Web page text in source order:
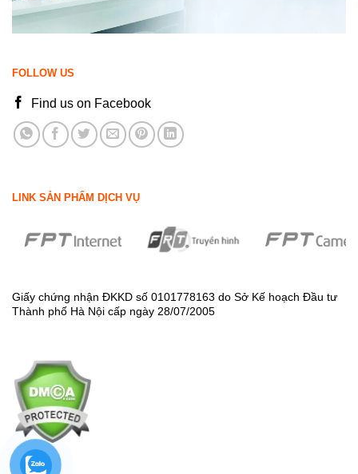
FOLLOW US
Find us on Facebook
LINK SẢN PHẨM DỊCH VỤ
Giấy chứng nhận ĐKKD số 0101778163 do Sở Kế hoạch Đầu tư
Thành phố Hà Nội cấp ngày 28/07/2005